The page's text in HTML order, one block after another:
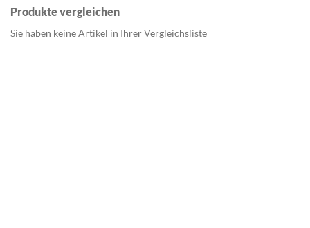
Produkte vergleichen
Sie haben keine Artikel in Ihrer Vergleichsliste